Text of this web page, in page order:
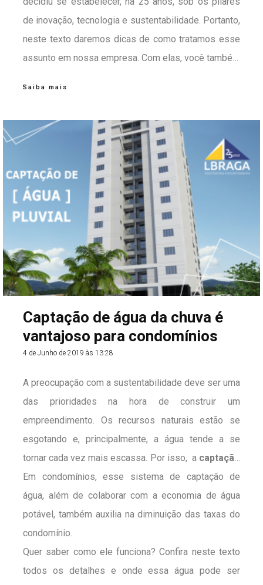
de inovação, tecnologia e sustentabilidade. Portanto,
neste texto daremos dicas de como tratamos esse
assunto em nossa empresa. Com elas, você também
Saiba mais
Captação de água da chuva é
vantajoso para condomínios
4 de Junho de 2019 às 13:28
A preocupação com a sustentabilidade deve ser uma
das prioridades na hora de construir um
empreendimento. Os recursos naturais estão se
esgotando e, principalmente, a água tende a se
tornar cada vez mais escassa. Por isso, a captação
de água da chuva representam uma das
preocupações da LBraga Construtora.
Em condomínios, esse sistema de captação de
água, além de colaborar com a economia de água
potável, também auxilia na diminuição das taxas do
condomínio.
Quer saber como ele funciona? Confira neste texto
todos os detalhes e onde essa água pode ser